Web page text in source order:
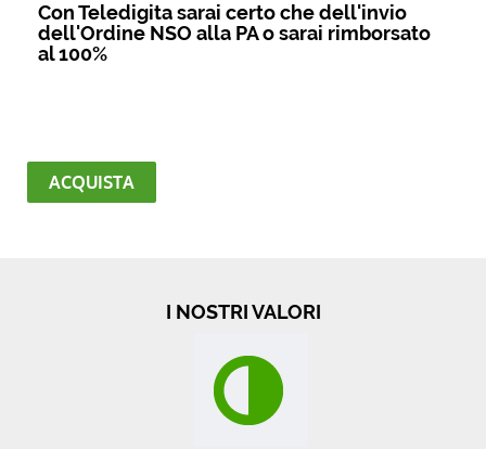
Con Teledigita sarai certo che dell'invio
dell'Ordine NSO alla PA o sarai rimborsato
al 100%
ACQUISTA
I NOSTRI VALORI